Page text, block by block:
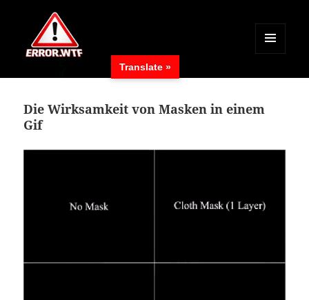
MENÜ
WIDGETS
Die Wirksamkeit von Masken in einem
Gif
Translate »